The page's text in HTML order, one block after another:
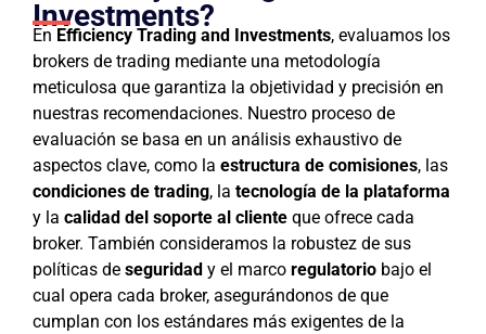
Investments?
En Efficiency Trading and Investments, evaluamos los
brokers de trading mediante una metodología
meticulosa que garantiza la objetividad y precisión en
nuestras recomendaciones. Nuestro proceso de
evaluación se basa en un análisis exhaustivo de
aspectos clave, como la estructura de comisiones, las
condiciones de trading, la tecnología de la plataforma
y la calidad del soporte al cliente que ofrece cada
broker. También consideramos la robustez de sus
políticas de seguridad y el marco regulatorio bajo el
cual opera cada broker, asegurándonos de que
cumplan con los estándares más exigentes de la